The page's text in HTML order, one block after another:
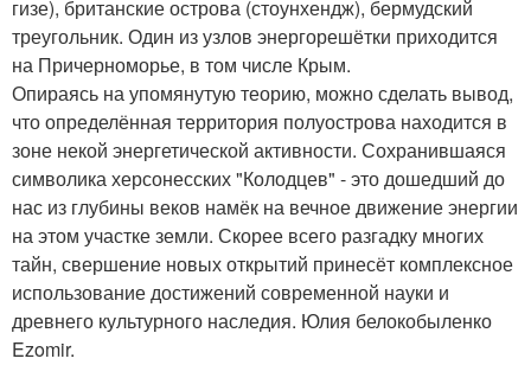
гизе), британские острова (стоунхендж), бермудский
треугольник. Один из узлов энергорешётки приходится
на Причерноморье, в том числе Крым.
Опираясь на упомянутую теорию, можно сделать вывод,
что определённая территория полуострова находится в
зоне некой энергетической активности. Сохранившаяся
символика херсонесских "Колодцев" - это дошедший до
нас из глубины веков намёк на вечное движение энергии
на этом участке земли. Скорее всего разгадку многих
тайн, свершение новых открытий принесёт комплексное
использование достижений современной науки и
древнего культурного наследия. Юлия белокобыленко
Ezomir.